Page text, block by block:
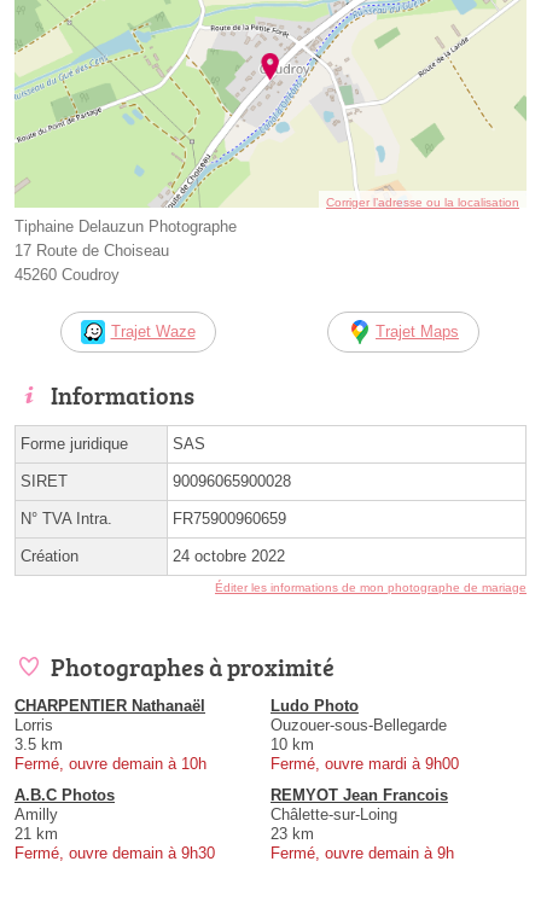
Corriger l’adresse ou la localisation
Tiphaine Delauzun Photographe
17 Route de Choiseau
45260 Coudroy
Trajet Waze Trajet Maps
Informations
Forme juridique SAS
SIRET 90096065900028
N° TVA Intra. FR75900960659
Création 24 octobre 2022
Éditer les informations de mon photographe de mariage
Photographes à proximité
CHARPENTIER Nathanaël
Lorris
3.5 km
Fermé, ouvre demain à 10h
Ludo Photo
Ouzouer-sous-Bellegarde
10 km
Fermé, ouvre mardi à 9h00
A.B.C Photos
Amilly
21 km
Fermé, ouvre demain à 9h30
REMYOT Jean Francois
Châlette-sur-Loing
23 km
Fermé, ouvre demain à 9h